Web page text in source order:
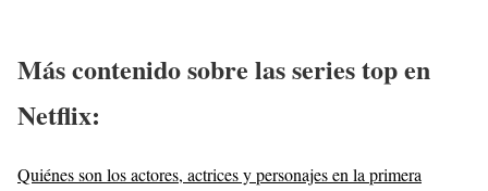
Más contenido sobre las series top en
Netflix:
Quiénes son los actores, actrices y personajes en la primera